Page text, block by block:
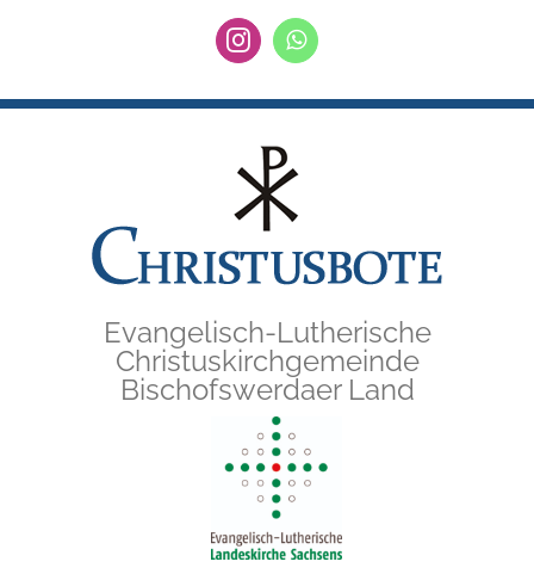
springen
InstagramWhatsApp
Evangelisch-Lutherische
Christuskirchgemeinde
Bischofswerdaer Land